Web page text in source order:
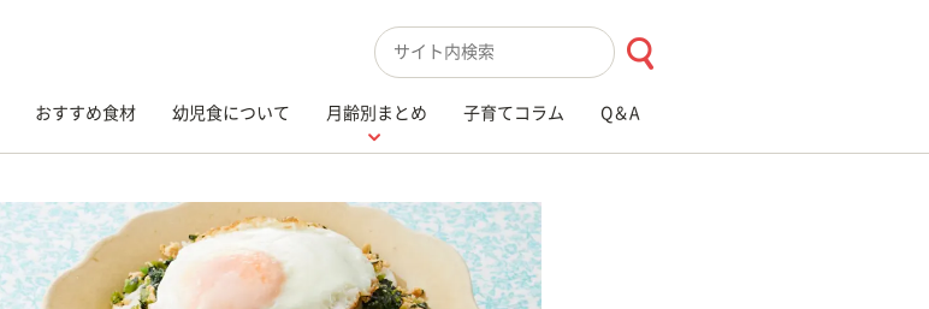
検索キーワード入力
おすすめ食材 幼児食について 月齢別まとめ 子育てコラム Q＆A